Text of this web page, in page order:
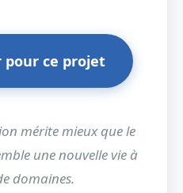
pour ce projet
mérite mieux que le
une nouvelle vie à
domaines.